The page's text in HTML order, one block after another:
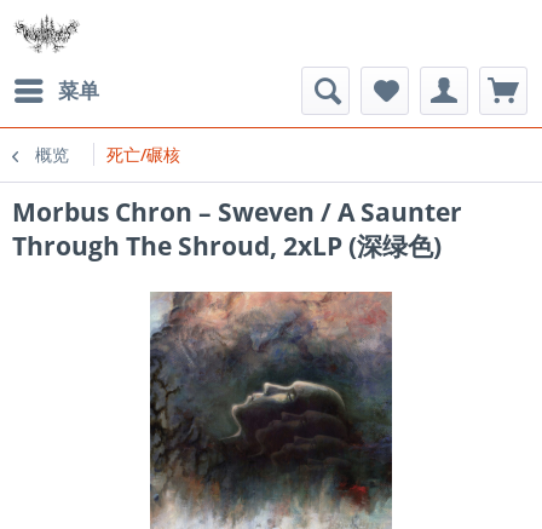
菜单
概览 死亡/碾核
Morbus Chron – Sweven / A Saunter
Through The Shroud, 2xLP (深绿色)